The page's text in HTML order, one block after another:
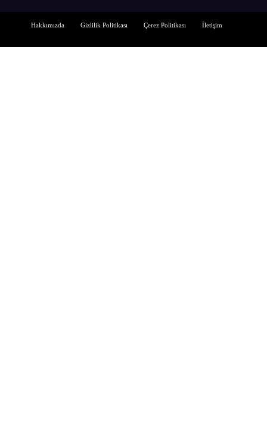
Hakkımızda Gizlilik Politikası Çerez Politikası İletişim